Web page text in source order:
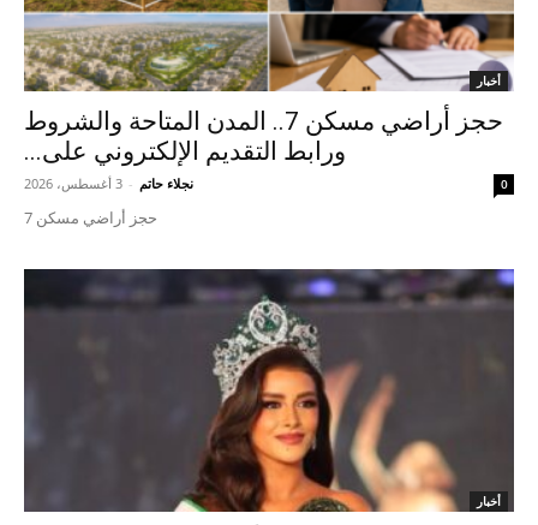
أخبار
حجز أراضي مسكن 7.. المدن المتاحة والشروط
ورابط التقديم الإلكتروني على...
نجلاء حاتم - 3 أغسطس، 2026 0
حجز أراضي مسكن 7
أخبار